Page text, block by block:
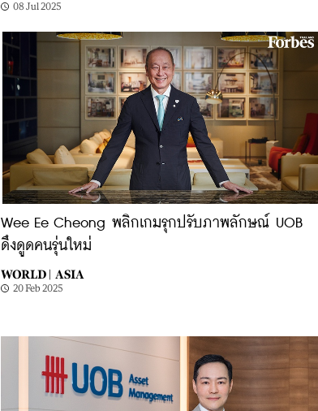
08 Jul 2025
Wee Ee Cheong พลิกเกมรุกปรับภาพลักษณ์ UOB
ดึงดูดคนรุ่นใหม่
WORLD | ASIA
20 Feb 2025